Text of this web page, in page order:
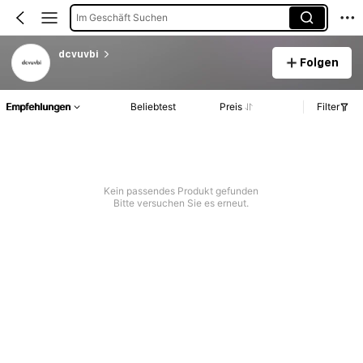
Im Geschäft Suchen
dcvuvbi
Folgen
Empfehlungen Beliebtest Preis Filter
Kein passendes Produkt gefunden
Bitte versuchen Sie es erneut.